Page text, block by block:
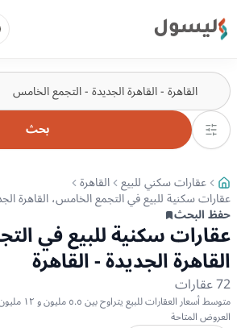
ليسول
بحث
عقارات سكني للبيع القاهرة
عقارات سكنية للبيع في التجمع الخامس، القاهرة
حفظ البحث
عقارات سكنية للبيع في
القاهرة الجديدة - القاهرة
72عقارات
متوسط أسعار
العروض المتاحة